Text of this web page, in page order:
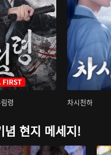
령 차시천하
념 현지 메세지!